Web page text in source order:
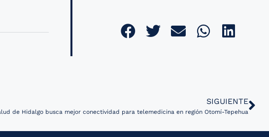
SIGUIENTE
de Hidalgo busca mejor conectividad para telemedicina en región Otomí-Tepehua